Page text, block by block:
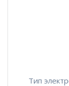
Тип